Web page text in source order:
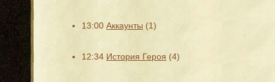
13:00 Аккаунты (1)
12:34 История Героя (4)